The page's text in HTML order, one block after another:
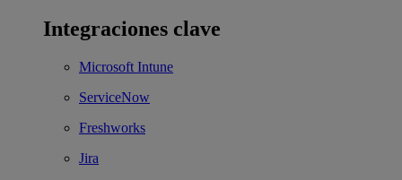
Integraciones clave
Microsoft Intune
ServiceNow
Freshworks
Jira